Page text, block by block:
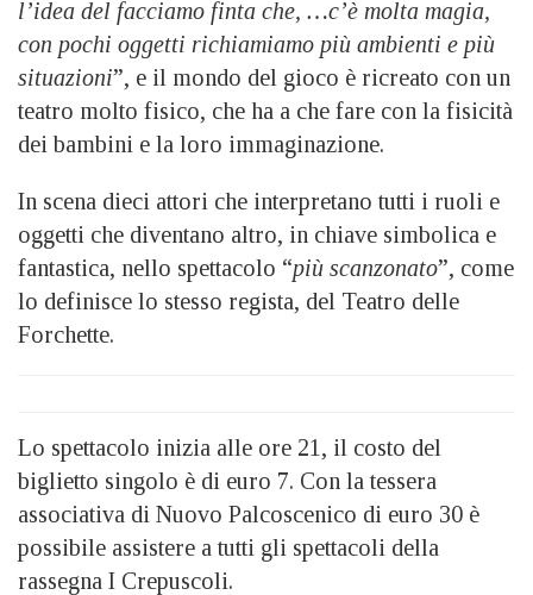
l’idea del facciamo finta che, …c’è molta magia,
con pochi oggetti richiamiamo più ambienti e più
situazioni”, e il mondo del gioco è ricreato con un
teatro molto fisico, che ha a che fare con la fisicità
dei bambini e la loro immaginazione.
In scena dieci attori che interpretano tutti i ruoli e
oggetti che diventano altro, in chiave simbolica e
fantastica, nello spettacolo “più scanzonato”, come
lo definisce lo stesso regista, del Teatro delle
Forchette.
Lo spettacolo inizia alle ore 21, il costo del
biglietto singolo è di euro 7. Con la tessera
associativa di Nuovo Palcoscenico di euro 30 è
possibile assistere a tutti gli spettacoli della
rassegna I Crepuscoli.